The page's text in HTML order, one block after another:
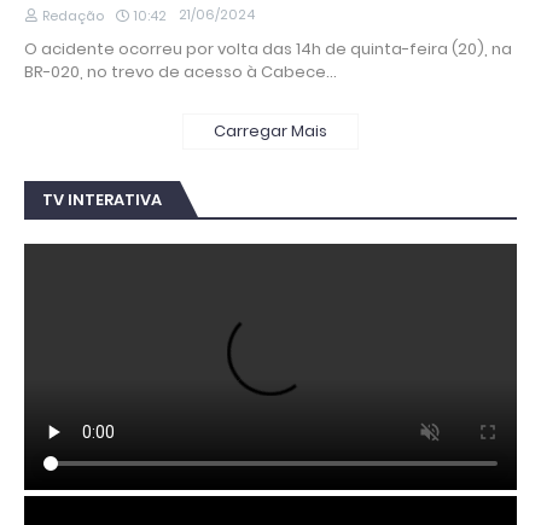
Redação 10:42 21/06/2024
O acidente ocorreu por volta das 14h de quinta-feira (20), na
BR-020, no trevo de acesso à Cabece…
Carregar Mais
TV INTERATIVA